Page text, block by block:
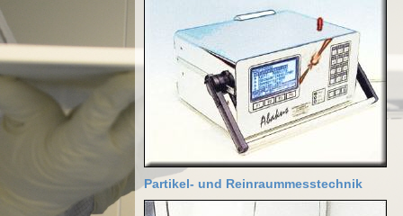
Partikel- und Reinraummesstechnik